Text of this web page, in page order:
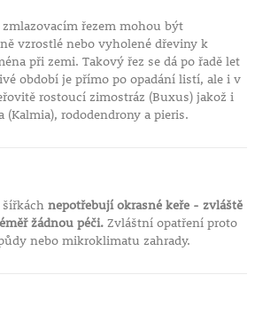
řezem mohou být
vzrostlé nebo vyholené dřeviny k
při zemi. Takový řez se dá po řadě let
období je přímo po opadání listí, ale i v
rostoucí zimostráz (Buxus) jakož i
(Kalmia), rododendrony a pieris.
nepotřebují okrasné keře - zvláště
žádnou péči.Zvláštní opatření proto
nebo mikroklimatu zahrady.